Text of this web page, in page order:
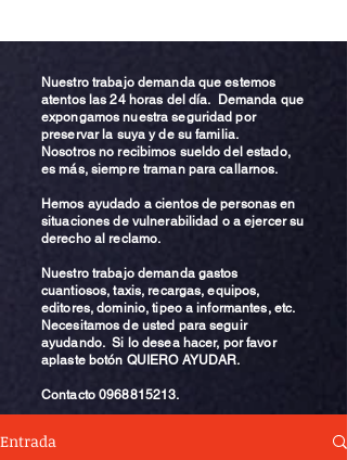
Nuestro trabajo demanda que estemos
atentos las 24 horas del día. Demanda que
expongamos nuestra seguridad por
preservar la suya y de su familia.
Nosotros no recibimos sueldo del estado,
es más, siempre traman para callarnos.
Hemos ayudado a cientos de personas en
situaciones de vulnerabilidad o a ejercer su
derecho al reclamo.
Nuestro trabajo demanda gastos
cuantiosos, taxis, recargas, equipos,
editores, dominio, tipeo a informantes, etc.
Necesitamos de usted para seguir
ayudando. Si lo desea hacer, por favor
aplaste botón QUIERO AYUDAR.
Contacto0968815213.
Entrada